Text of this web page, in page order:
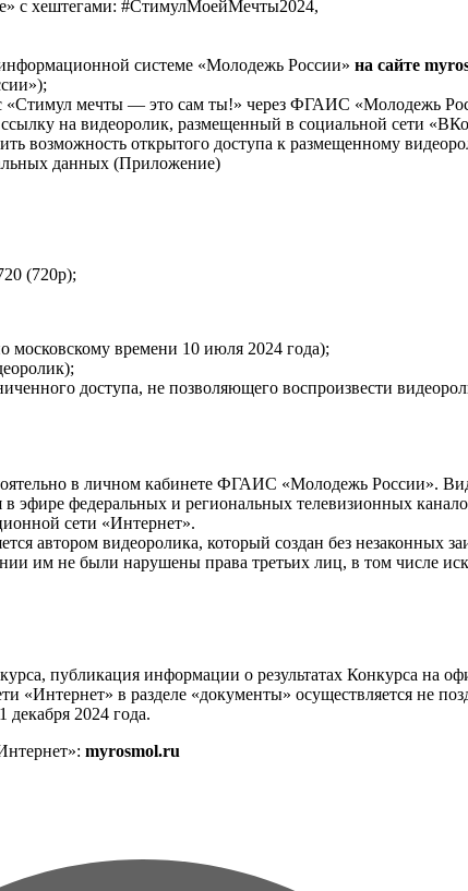
с хештегами: #СтимулМоейМечты2024,
информационной системе «Молодежь России» на сайте
«Стимул мечты — это сам ты!» через ФГАИС «Молодежь
на видеоролик, размещенный в социальной сети
возможность открытого доступа к размещенному
данных (Приложение)
(720р);
московскому времени 10 июля 2024 года);
доступа, не позволяющего воспроизвести
в личном кабинете ФГАИС «Молодежь России».
федеральных и региональных телевизионных
сети «Интернет».
автором видеоролика, который создан без незаконных
им не были нарушены права третьих лиц, в том числе
публикация информации о результатах Конкурса на
в разделе «документы» осуществляется не
2024 года.
myrosmol.ru